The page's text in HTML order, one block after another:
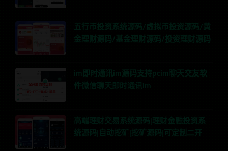
五行币投资系统源码/虚拟币投资源码/黄
金理财源码/基金理财源码/投资理财源码
im即时通讯im源码支持pcim聊天交友软
件微信聊天即时通讯im
高端理财交易系统源码|理财金融投资系
统源码|自动挖矿|挖矿源码|可定制二开